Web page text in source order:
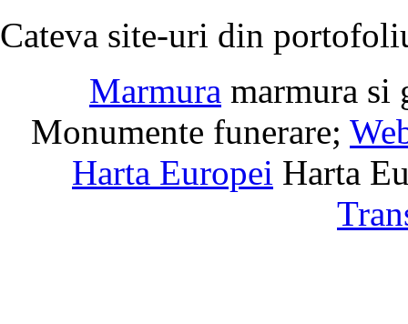
Cateva site-uri din
Marmura marmura
Monumente funerare;
Harta Europei Harta